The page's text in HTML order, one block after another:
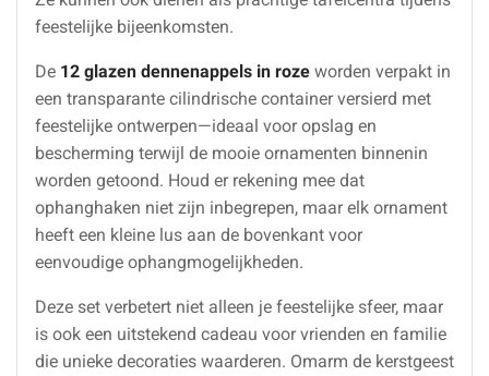
feestelijke bijeenkomsten.
De 12 glazen dennenappels in roze worden verpakt in
een transparante cilindrische container versierd met
feestelijke ontwerpen—ideaal voor opslag en
bescherming terwijl de mooie ornamenten binnenin
worden getoond. Houd er rekening mee dat
ophanghaken niet zijn inbegrepen, maar elk ornament
heeft een kleine lus aan de bovenkant voor
eenvoudige ophangmogelijkheden.
Deze set verbetert niet alleen je feestelijke sfeer, maar
is ook een uitstekend cadeau voor vrienden en familie
die unieke decoraties waarderen. Omarm de kerstgeest